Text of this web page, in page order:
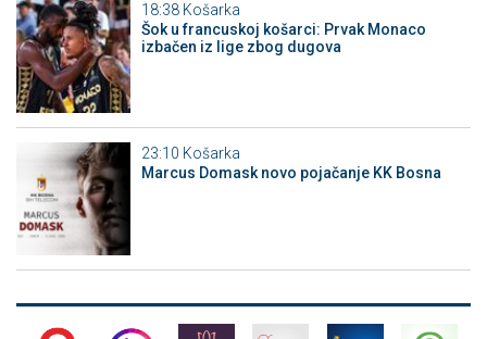
18:38 Košarka
Šok u francuskoj košarci: Prvak Monaco
izbačen iz lige zbog dugova
23:10 Košarka
Marcus Domask novo pojačanje KK Bosna